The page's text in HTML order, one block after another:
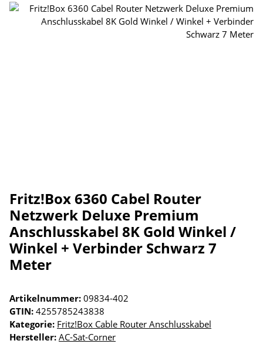
Fritz!Box 6360 Cabel Router
Netzwerk Deluxe Premium
Anschlusskabel 8K Gold Winkel /
Winkel + Verbinder Schwarz 7
Meter
Artikelnummer: 09834-402
GTIN: 4255785243838
Kategorie: Fritz!Box Cable Router Anschlusskabel
Hersteller: AC-Sat-Corner